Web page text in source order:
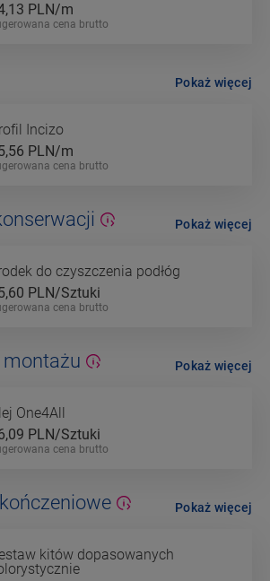
PLN/m
cena brutto
Incizo
PLN/m
cena brutto
Pokaż więcej
do czyszczenia podłóg
PLN/Sztuki
cena brutto
Pokaż więcej
montażu
One4All
PLN/Sztuki
cena brutto
Pokaż więcej
kitów dopasowanych
Pokaż więcej